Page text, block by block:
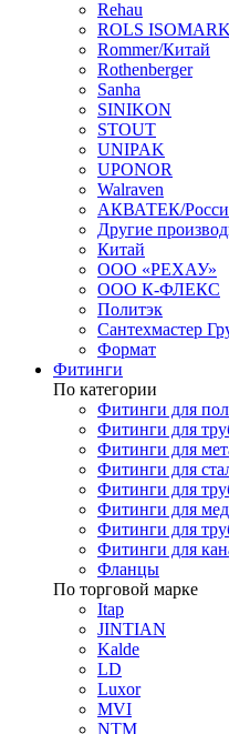
Rehau
ROLS
Rommer/Китай
Rothenberger
Sanha
SINIKON
STOUT
UNIPAK
UPONOR
Walraven
АКВАТЕК/
Другие
Китай
ООО «РЕХАУ»
ООО К-ФЛЕКС
Политэк
Сантехмастер
Формат
Фитинги
По категории
Фитинги для
Фитинги для
Фитинги для
Фитинги для
Фитинги для
Фитинги для
Фитинги для
Фитинги для
Фланцы
По торговой марке
Itap
JINTIAN
Kalde
LD
Luxor
MVI
NTM